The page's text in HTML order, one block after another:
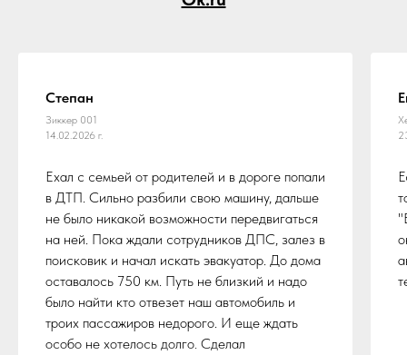
Степан
Зиккер 001
14.02.2026 г.
Ехал с семьей от родителей и в дороге попали
в ДТП. Сильно разбили свою машину, дальше
не было никакой возможности передвигаться
на ней. Пока ждали сотрудников ДПС, залез в
поисковик и начал искать эвакуатор. До дома
оставалось 750 км. Путь не близкий и надо
было найти кто отвезет наш автомобиль и
троих пассажиров недорого. И еще ждать
особо не хотелось долго. Сделал